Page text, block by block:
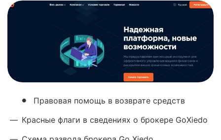
Правовая помощь в возврате средств
— Красные флаги в сведениях о брокере GoXiedo